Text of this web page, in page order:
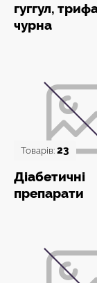
гуггул,
чурна
Товарів: 23
Діабетичні
препарати